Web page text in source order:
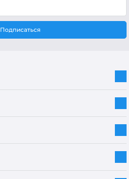
Подписаться